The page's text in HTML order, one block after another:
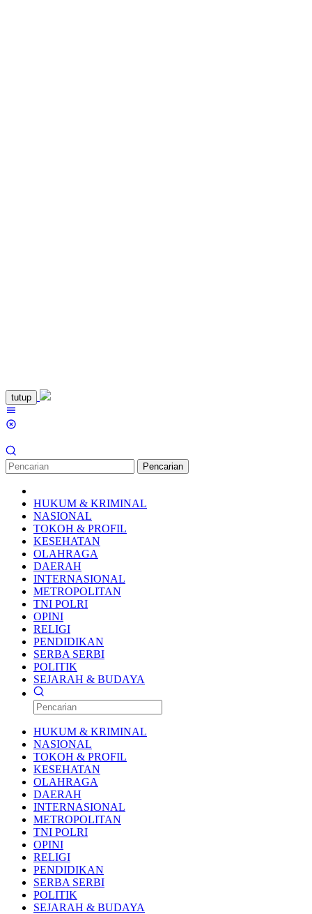
Loncat
ke
konten
tutup
Pencarian
HUKUM & KRIMINAL
NASIONAL
TOKOH & PROFIL
KESEHATAN
OLAHRAGA
DAERAH
INTERNASIONAL
METROPOLITAN
TNI POLRI
OPINI
RELIGI
PENDIDIKAN
SERBA SERBI
POLITIK
SEJARAH & BUDAYA
HUKUM & KRIMINAL
NASIONAL
TOKOH & PROFIL
KESEHATAN
OLAHRAGA
DAERAH
INTERNASIONAL
METROPOLITAN
TNI POLRI
OPINI
RELIGI
PENDIDIKAN
SERBA SERBI
POLITIK
SEJARAH & BUDAYA